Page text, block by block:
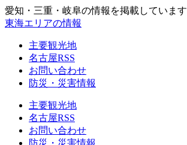
愛知・三重・岐阜の情報を掲載しています
東海エリアの情報
主要観光地
名古屋RSS
お問い合わせ
防災・災害情報
主要観光地
名古屋RSS
お問い合わせ
防災・災害情報